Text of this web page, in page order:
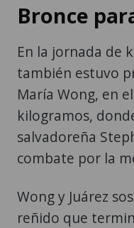
Bronce
En la jornada de
también estuvo
María Wong, en
kilogramos,
salvadoreña
combate por la
Wong y Juárez
reñido que